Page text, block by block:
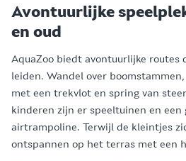
Avontuurlijke
en oud
AquaZoo biedt avontuurlijke routes
leiden. Wandel over
met een trekvlot en spring van
kinderen zijn er speeltuinen en een
airtrampoline. Terwijl de kleintjes
ontspannen op het terras met een